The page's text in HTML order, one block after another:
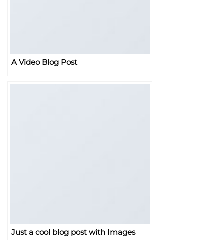
A Video Blog Post
Just a cool blog post with Images